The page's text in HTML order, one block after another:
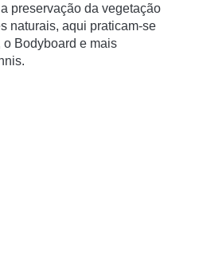
preservação da vegetação
naturais, aqui praticam-se
Bodyboard e mais